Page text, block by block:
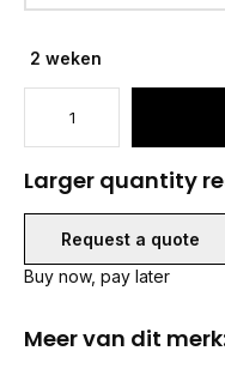
2 weken
Larger quantity
Request a quote
Buy now, pay later
Meer van dit